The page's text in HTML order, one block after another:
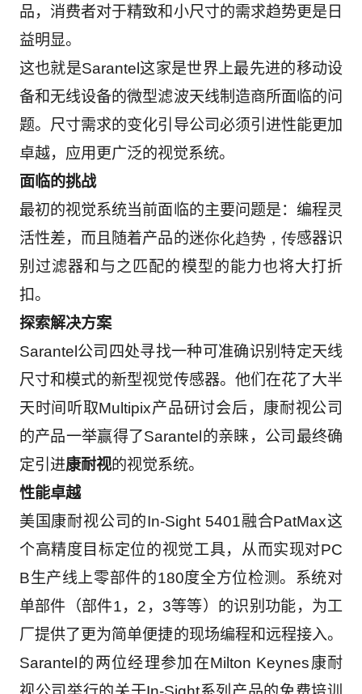
品，消费者对于精致和小尺寸的需求趋势更是日
益明显。
这也就是Sarantel 这家是世界上最先进的移动设
备和无线设备的微型滤波天线制造商所面临的问
题。尺寸需求的变化引导公司必须引进性能更加
卓越，应用更广泛的视觉系统。
面临的挑战
最初的视觉系统当前面临的主要问题是：编程灵
活性差，而且随着产品的迷你化趋势，传感器识
别过滤器和与之匹配的模型的能力也将大打折
扣。
探索解决方案
Sarantel 公司四处寻找一种可准确识别特定天线
尺寸和模式的新型视觉传感器。他们在花了大半
天时间听取Multipix产品研讨会后，康耐视公司
的产品一举赢得了Sarantel 的亲睐，公司最终确
定引进康耐视的视觉系统。
性能卓越
美国康耐视公司的In-Sight 5401融合PatMax这
个高精度目标定位的视觉工具，从而实现对PC
B生产线上零部件的180度全方位检测。系统对
单部件（部件1， 2 ， 3等等）的识别功能，为工
厂提供了更为简单便捷的现场编程和远程接入。
Sarantel 的两位经理参加在Milton Keynes康耐